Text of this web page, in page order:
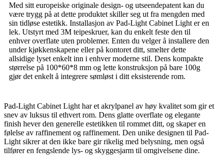
Med sitt europeiske originale design- og utseendepatent kan du
være trygg på at dette produktet skiller seg ut fra mengden med
sin tidløse estetikk. Installasjon av Pad-Light Cabinet Light er en
lek. Utstyrt med 3M teipeskruer, kan du enkelt feste den til
enhver overflate uten problemer. Enten du velger å installere den
under kjøkkenskapene eller på kontoret ditt, smelter dette
allsidige lyset enkelt inn i enhver moderne stil. Dens kompakte
størrelse på 100*60*8 mm og lette konstruksjon på bare 100g
gjør det enkelt å integrere sømløst i ditt eksisterende rom.
Pad-Light Cabinet Light har et akrylpanel av høy kvalitet som gir et
snev av luksus til ethvert rom. Dens glatte overflate og elegante
finish hever den generelle estetikken til rommet ditt, og skaper en
følelse av raffinement og raffinement. Den unike designen til Pad-
Light sikrer at den ikke bare gir rikelig med belysning, men også
tilfører en fengslende lys- og skyggesjarm til omgivelsene dine.